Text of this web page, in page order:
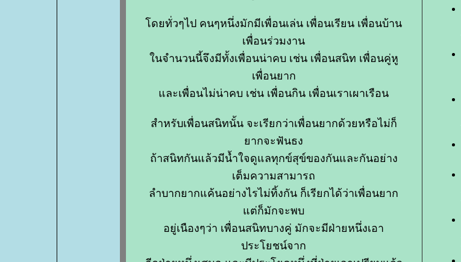
ดยทั่วๆไป คนๆหนึ่งมักมีเพื่อนเล่น เพื่อนเรียน เพื่อนบ้าน
เพื่อนร่วมงาน
นจำนวนนี้จึงมีทั้งเพื่อนน่าคบ เช่น เพื่อนสนิท เพื่อนคู่หู
เพื่อนยาก
ละเพื่อนไม่น่าคบ เช่น เพื่อนกิน เพื่อนเราเผาเรือน
สำหรับเพื่อนสนิทนั้น จะเรียกว่าเพื่อนยากด้วยหรือไม่ก็
ากจะฟันธง
ถ้าสนิทกันแล้วมีน้ำใจดูแลทุกข์สุข์ของกันและกันอย่าง
เต็มความสามารถ
ลำบากยากแค้นอย่างไรไม่ทิ้งกัน ก็เรียกได้ว่าเพื่อนยาก
ต่ก็มักจะพบ
อยู่เนืองๆว่า เพื่อนสนิทบางคู่ มักจะมีฝ่ายหนึ่งเอา
ประโยชน์จาก